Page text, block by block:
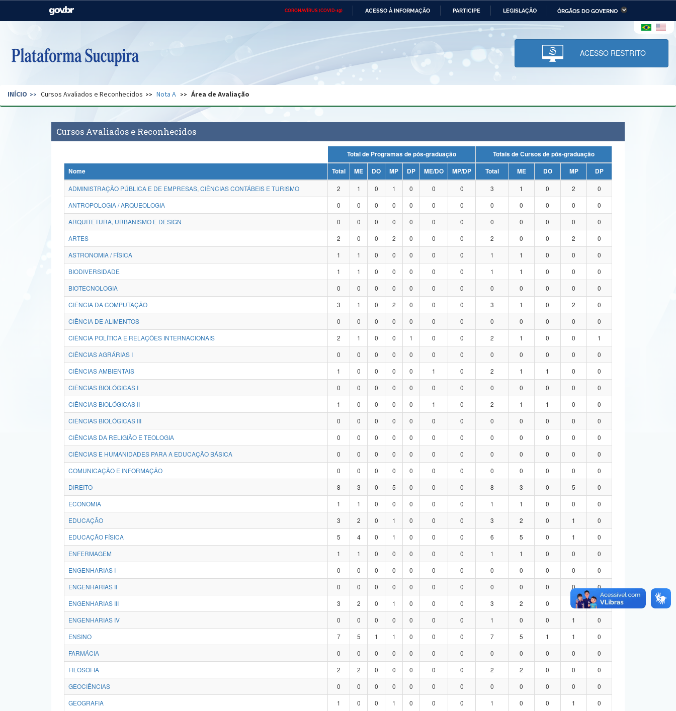
CORONAVÍRUS (COVID-19) ACESSO À INFORMAÇÃO PARTICIPE LEGISLAÇÃO ÓRGÃOS DO GOVERNO
Casa Civil Ministério das Relações Ministério da Economia Ministério da Infraestrutura
Pecuária e Abastecimento
Ministério da Ciência,
Tecnologia, Inovações e
Comunicações
Ministério do Desenvolvimento
Regional e dos Direitos Humanos
Secretaria de Governo Gabinete de Segurança Advocacia-Geral da União Banco Central do Brasil Planalto
ACESSO RESTRITO
INÍCIO Cursos Avaliados e Reconhecidos Nota A Área de Avaliação
Cursos Avaliados e Reconhecidos
Total de Programas de pós-graduação
Totais de Cursos de pós-graduação
Nome
Total ME DO MP DP ME/DO MP/DP Total ME DO MP
DP
ADMINISTRAÇÃO PÚBLICA E DE EMPRESAS, CIÊNCIAS CONTÁBEIS E TURISMO
2 1 0 1 0 0 0 3 1 0 2
0
ANTROPOLOGIA / ARQUEOLOGIA
0 0 0 0 0 0 0 0 0 0 0
0
ARQUITETURA, URBANISMO E DESIGN
0 0 0 0 0 0 0 0 0 0 0
0
ARTES
2 0 0 2 0 0 0 2 0 0 2
0
ASTRONOMIA / FÍSICA
1 1 0 0 0 0 0 1 1 0 0
0
BIODIVERSIDADE
1 1 0 0 0 0 0 1 1 0 0
0
BIOTECNOLOGIA
0 0 0 0 0 0 0 0 0 0 0
0
CIÊNCIA DA COMPUTAÇÃO
3 1 0 2 0 0 0 3 1 0 2
0
CIÊNCIA DE ALIMENTOS
0 0 0 0 0 0 0 0 0 0 0
0
CIÊNCIA POLÍTICA E RELAÇÕES INTERNACIONAIS
2 1 0 0 1 0 0 2 1 0 0
1
CIÊNCIAS AGRÁRIAS I
0 0 0 0 0 0 0 0 0 0 0
0
CIÊNCIAS AMBIENTAIS
1 0 0 0 0 1 0 2 1 1 0
0
CIÊNCIAS BIOLÓGICAS I
0 0 0 0 0 0 0 0 0 0 0
0
CIÊNCIAS BIOLÓGICAS II
1 0 0 0 0 1 0 2 1 1 0
0
CIÊNCIAS BIOLÓGICAS III
0 0 0 0 0 0 0 0 0 0 0
0
CIÊNCIAS DA RELIGIÃO E TEOLOGIA
0 0 0 0 0 0 0 0 0 0 0
0
CIÊNCIAS E HUMANIDADES PARA A EDUCAÇÃO BÁSICA
0 0 0 0 0 0 0 0 0 0 0
0
COMUNICAÇÃO E INFORMAÇÃO
0 0 0 0 0 0 0 0 0 0 0
0
DIREITO
8 3 0 5 0 0 0 8 3 0 5
0
ECONOMIA
1 1 0 0 0 0 0 1 1 0 0
0
EDUCAÇÃO
3 2 0 1 0 0 0 3 2 0 1
0
EDUCAÇÃO FÍSICA
5 4 0 1 0 0 0 6 5 0 1
0
ENFERMAGEM
1 1 0 0 0 0 0 1 1 0 0
0
ENGENHARIAS I
0 0 0 0 0 0 0 0 0 0 0
0
ENGENHARIAS II
0 0 0 0 0 0 0 0 0 0 0
0
ENGENHARIAS III
3 2 0 1 0 0 0 3 2 0
0
ENGENHARIAS IV
0 0 0 0 0 0 0 1 0 0 1
0
ENSINO
7 5 1 1 0 0 0 7 5 1 1
0
FARMÁCIA
0 0 0 0 0 0 0 0 0 0 0
0
FILOSOFIA
2 2 0 0 0 0 0 2 2 0 0
0
GEOCIÊNCIAS
0 0 0 0 0 0 0 0 0 0 0
0
GEOGRAFIA
1 0 0 1 0 0 0 1 0 0 1
0